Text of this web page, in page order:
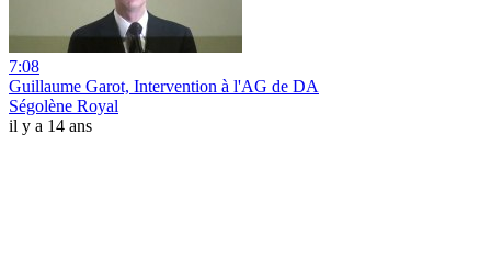
7:08
Guillaume Garot, Intervention à l'AG de DA
Ségolène Royal
il y a 14 ans